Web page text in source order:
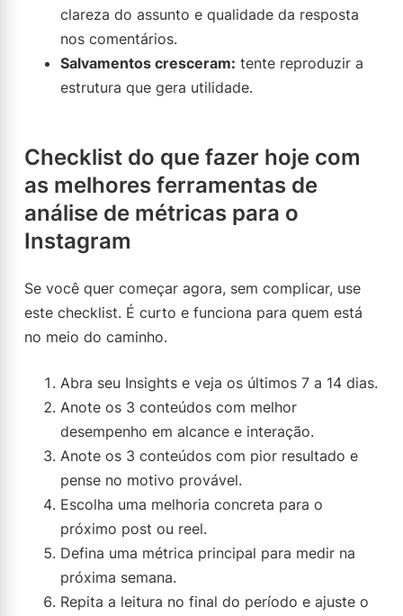
clareza do assunto e qualidade da resposta
nos comentários.
Salvamentos cresceram: tente reproduzir a
estrutura que gera utilidade.
Checklist do que fazer hoje com
as melhores ferramentas de
análise de métricas para o
Instagram
Se você quer começar agora, sem complicar, use
este checklist. É curto e funciona para quem está
no meio do caminho.
Abra seu Insights e veja os últimos 7 a 14 dias.
Anote os 3 conteúdos com melhor
desempenho em alcance e interação.
Anote os 3 conteúdos com pior resultado e
pense no motivo provável.
Escolha uma melhoria concreta para o
próximo post ou reel.
Defina uma métrica principal para medir na
próxima semana.
Repita a leitura no final do período e ajuste o